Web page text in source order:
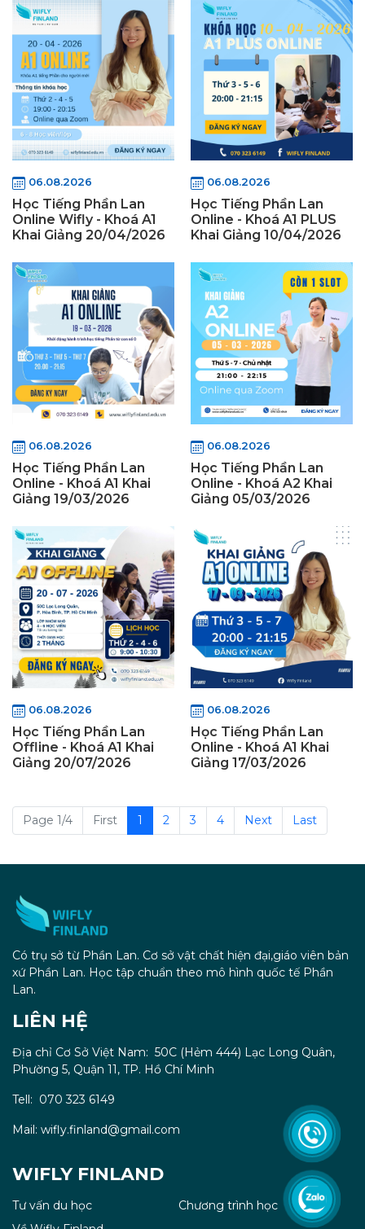
06.08.2026
Học Tiếng Phần Lan
Online Wifly - Khoá A1
Khai Giảng 20/04/2026
06.08.2026
Học Tiếng Phần Lan
Online - Khoá A1 PLUS
Khai Giảng 10/04/2026
06.08.2026
Học Tiếng Phần Lan
Online - Khoá A1 Khai
Giảng 19/03/2026
06.08.2026
Học Tiếng Phần Lan
Online - Khoá A2 Khai
Giảng 05/03/2026
06.08.2026
Học Tiếng Phần Lan
Offline - Khoá A1 Khai
Giảng 20/07/2026
06.08.2026
Học Tiếng Phần Lan
Online - Khoá A1 Khai
Giảng 17/03/2026
Page 1/4 First 1 2 3 4 Next Last
Có trụ sở từ Phần Lan. Cơ sở vật chất hiện đại,giáo viên bản
xứ Phần Lan. Học tập chuẩn theo mô hình quốc tế Phần
Lan.
LIÊN HỆ
Địa chỉ Cơ Sở Việt Nam: 50C (Hẻm 444) Lạc Long Quân,
Phường 5, Quận 11, TP. Hồ Chí Minh
Tell: 070 323 6149
Mail: wifly.finland@gmail.com
WIFLY FINLAND
Tư vấn du học
Chương trình học